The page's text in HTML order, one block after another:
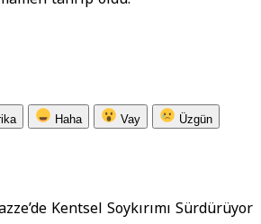
Haha Vay Üzgün
Kentsel Soykırımı Sürdürüyor